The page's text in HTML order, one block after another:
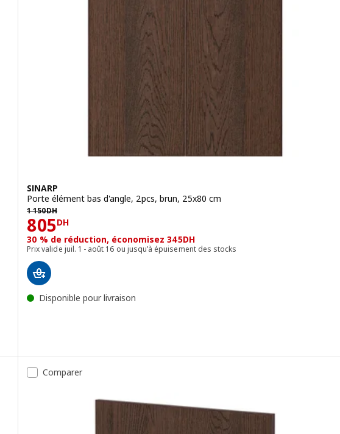
SINARP
Porte élément bas d'angle, 2pcs, brun, 25x80 cm
1 150DH
1150DH
805DH
Prix 805DH
30 % de réduction, économisez 345DH
Prix valide juil. 1 - août 16 ou jusqu'à épuisement des stocks
Disponible pour livraison
Comparer